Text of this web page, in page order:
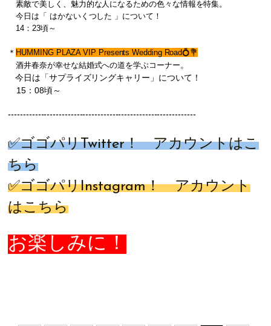
素敵で美しく、魅力的な人になるための色々な情報を特集。
今日は「 はかないくつした 」について！
14：23頃～
＊ HUMMING PLAZA VIP Presents Wedding Road💍💐
酒井春奈が幸せな結婚式への道を学ぶコーナー 。
今日は「サプライズリングキャリー」について！
15：08頃～
---------------------------------------------------------------
✅ゴゴパリTwitter！ アカウントはこ
ちら
✅ゴゴパリInstagram！ アカウント
はこちら
お楽しみに！